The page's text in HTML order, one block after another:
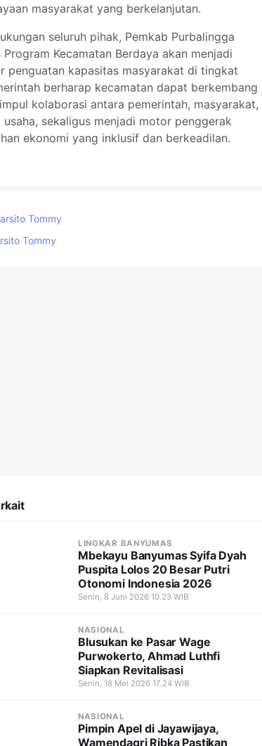
masyarakat yang berkelanjutan.
seluruh pihak, Pemkab Purbalingga
Kecamatan Berdaya akan menjadi
penguatan kapasitas masyarakat di tingkat
berharap kecamatan dapat berkembang
kolaborasi antara pemerintah, masyarakat,
usaha, sekaligus menjadi motor penggerak
ekonomi yang inklusif dan berkeadilan.
Tommy
Tommy
LINGKAR BANYUMAS
Mbekayu Banyumas Syifa Dyah
Puspita Lolos 20 Besar Putri
Otonomi Indonesia 2026
Senin, 8 Juni 2026 10.23 WIB
NASIONAL
Blusukan ke Pasar Wage
Purwokerto, Ahmad Luthfi
Siapkan Revitalisasi
Senin, 18 Mei 2026 17.24 WIB
NASIONAL
Pimpin Apel di Jayawijaya,
Wamendagri Ribka Pastikan